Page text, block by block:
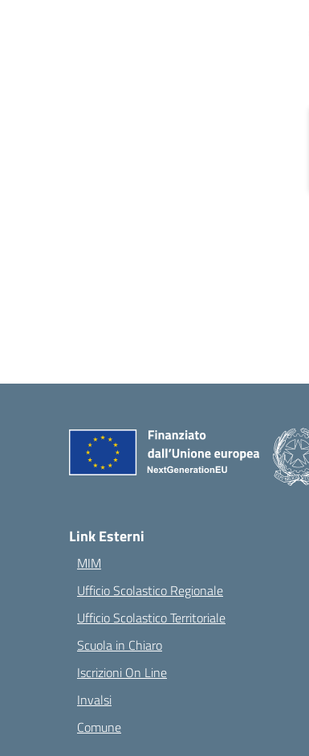
Link Esterni
MIM
Ufficio Scolastico Regionale
Ufficio Scolastico Territoriale
Scuola in Chiaro
Iscrizioni On Line
Invalsi
Comune